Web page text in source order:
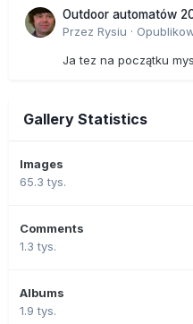
Outdoor automatów
Przez Rysiu ·
Ja tez na początku
Gallery Statistics
Images
65.3 tys.
Comments
1.3 tys.
Albums
1.9 tys.